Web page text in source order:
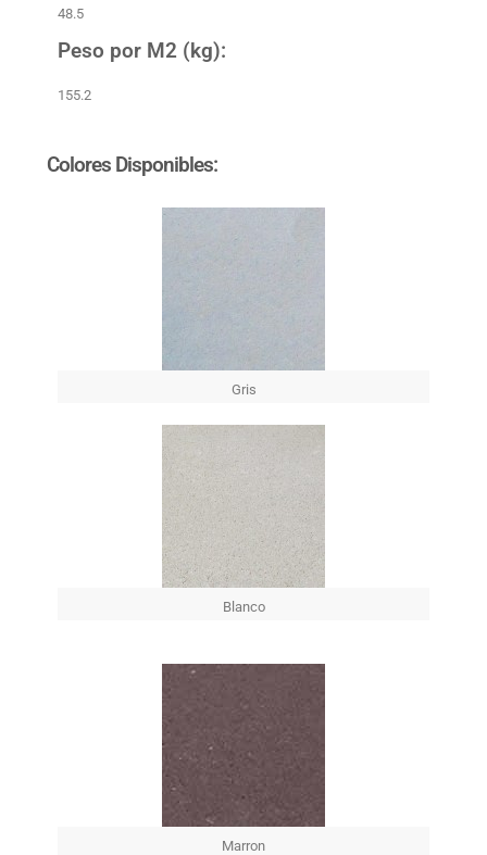
48.5
Peso por M2 (kg):
155.2
Colores Disponibles:
Gris
Blanco
Marron